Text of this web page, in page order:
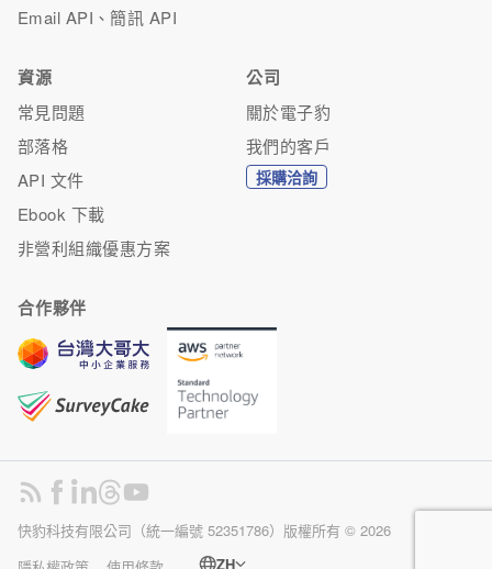
Email API、簡訊 API
資源
常見問題
部落格
API 文件
Ebook 下載
非營利組織優惠方案
公司
關於電子豹
我們的客戶
採購洽詢
合作夥伴
快豹科技有限公司（統一編號 52351786）版權所有 © 2026
ZH